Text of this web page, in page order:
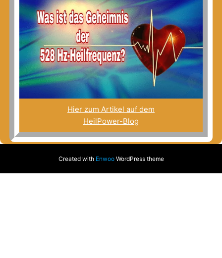
Hier zum Artikel auf dem
HeilPower-Blog
Created with EnwooWordPress theme